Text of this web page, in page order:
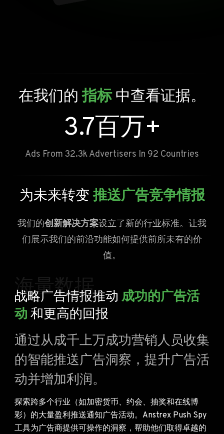
在我们的指标中查看证据。
3.7百万+
Ads From 32.3k Advertisers In 92 Countries
为未来转变 推送广告竞争情报
我们的创新解决方案设立了新的行业标准。让我
们展示我们的前沿功能如何提供前所未有的价
值。
海量数据
战略广告情报推动 成功的广告活
动 和更高的回报
通过从成千上万成功营销人员收集
的智能推送广告洞察，提升广告活
动并增加利润。
探索跨多个行业（如加密货币、约会、抽奖和在线博
彩）的大量盈利推送通知广告活动。Anstrex Push Spy
工具为广告商提供可操作的洞察，帮助他们取得卓越的